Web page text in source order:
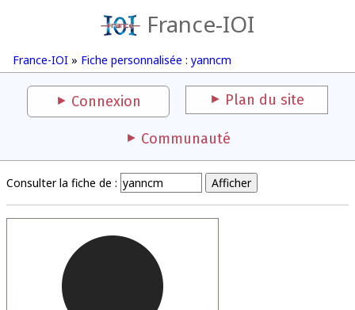
France-IOI
France-IOI » Fiche personnalisée : yanncm
Connexion Plan du site
Communauté
Consulter la fiche de :